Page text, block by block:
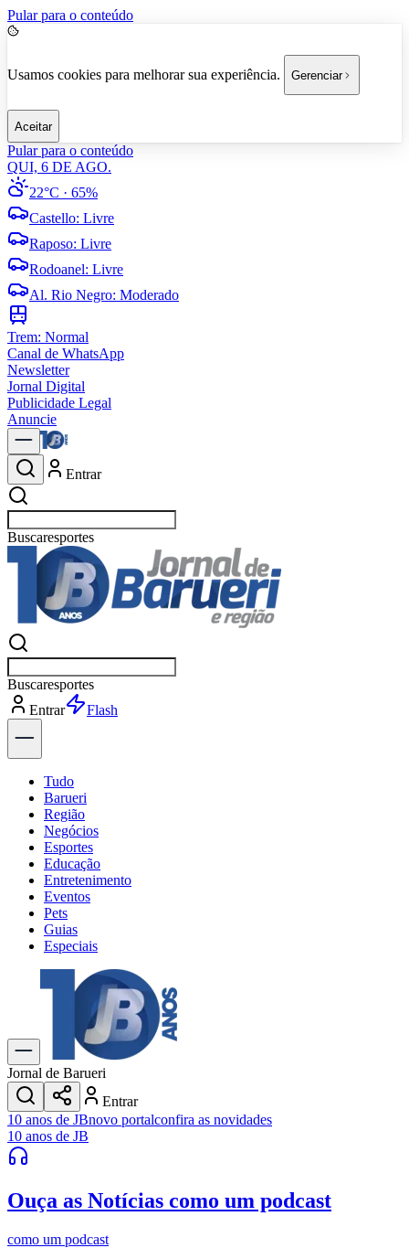
Pular para o conteúdo
Usamos cookies para melhorar sua experiência. Gerenciar
Aceitar
Pular para o conteúdo
QUI, 6 DE AGO.
22°C · 65%
Castello: Livre
Raposo: Livre
Rodoanel: Livre
Al. Rio Negro: Moderado
Trem: Normal
Canal de WhatsApp
Newsletter
Jornal Digital
Publicidade Legal
Anuncie
Entrar
Buscarpolític
Buscarpolítica
Entrar
Explorar
Tudo
Barueri
Região
Negócios
Esportes
Educação
Entretenimento
Eventos
Pets
Guias
Especiais
Explore Tudo
Últimas Notícias
Previsão do Tempo
Trânsito e Rotas
Dia a Dia & Lazer
Transportes
Gastronomia
Cinema & Shows
JogosNovo
Para Sua Empresa
Anuncie no Portal
Cadastrar Empresa
Divulgar Vagas
Jornal de Barueri
Entrar
10 anos de JBnovo portalconfira as novidades
10 anos de JB
Ouça as Notícias como um podcast
como um podcast